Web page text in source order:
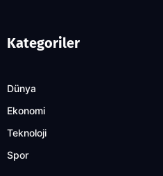
Kategoriler
Dünya
Ekonomi
Teknoloji
Spor